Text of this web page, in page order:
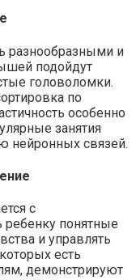
разнообразными и
подойдут
головоломки.
по
особенно
занятия
нейронных связей.
с
ребенку понятные
и управлять
есть
демонстрируют